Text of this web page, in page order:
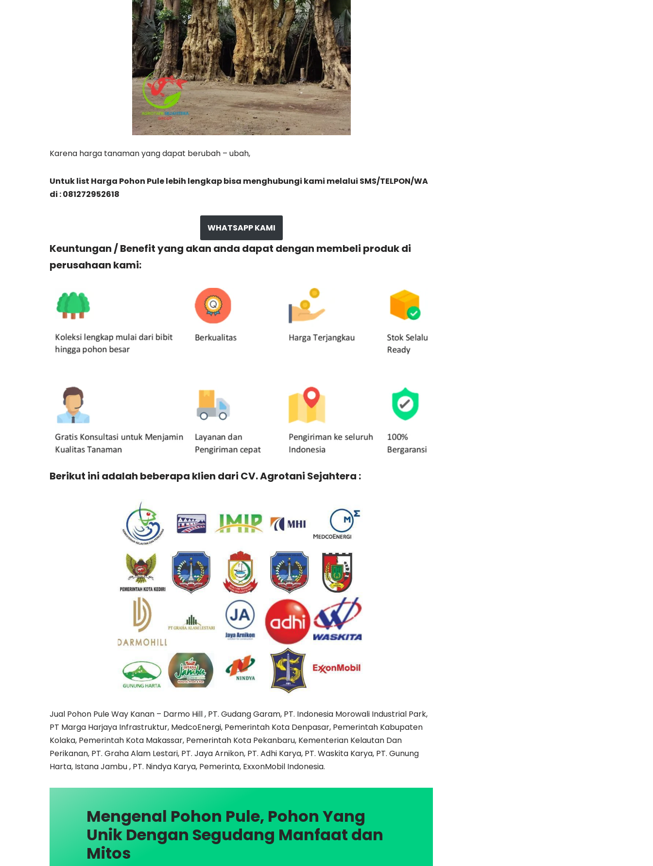
Karena harga tanaman yang dapat berubah – ubah,
Untuk list Harga Pohon Pule lebih lengkap bisa menghubungi kami melalui SMS/TELPON/WA
di : 081272952618
WHATSAPP KAMI
Keuntungan / Benefit yang akan anda dapat dengan membeli produk di
perusahaan kami:
Berikut ini adalah beberapa klien dari CV. Agrotani Sejahtera :
Jual Pohon Pule Way Kanan – Darmo Hill , PT. Gudang Garam, PT. Indonesia Morowali Industrial Park,
PT Marga Harjaya Infrastruktur, MedcoEnergi, Pemerintah Kota Denpasar, Pemerintah Kabupaten
Kolaka, Pemerintah Kota Makassar, Pemerintah Kota Pekanbaru, Kementerian Kelautan Dan
Perikanan, PT. Graha Alam Lestari, PT. Jaya Arnikon, PT. Adhi Karya, PT. Waskita Karya, PT. Gunung
Harta, Istana Jambu , PT. Nindya Karya, Pemerinta, ExxonMobil Indonesia.
Mengenal Pohon Pule, Pohon Yang
Unik Dengan Segudang Manfaat dan
Mitos